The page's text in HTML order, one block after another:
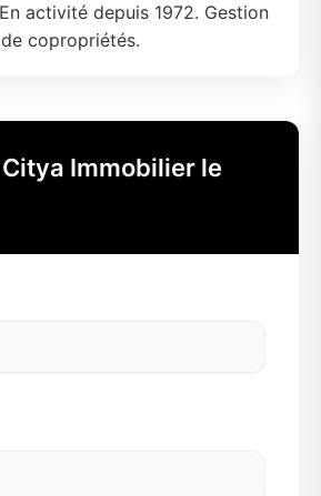
activité depuis 1972. Gestion
copropriétés.
Immobilier le